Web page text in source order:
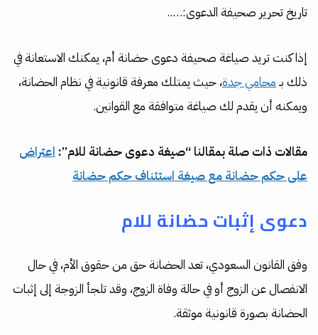
تاريخ تحرير صحيفة الدعوى:…..
إذا كنت تريد صياغة صحيفة دعوى حضانة أم، يمكنك الاستعانة في
ذلك بـ محامي جدة، حيث يمتلك معرفة قانونية في نظام الحضانة،
ويمكنه أن يقدم لك صياغة متوافقة مع القوانين.
مقالات ذات صلة بمقالنا “صيغة دعوى حضانة للام”: اعتراض
على حكم حضانة مع صيغة استئناف حكم حضانة
دعوى إثبات حضانة للام
وفق القانون السعودي، تعد الحضانة حق من حقوق الأم، في حال
الانفصال عن الزوج أو في حالة وفاة الزوج، وقد تلجأ الزوجة إلى إثبات
الحضانة بصورة قانونية موثقة.